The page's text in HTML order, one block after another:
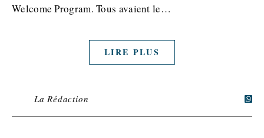
Welcome Program. Tous avaient le…
LIRE PLUS
La Rédaction